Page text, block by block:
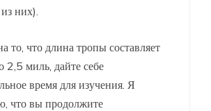
них).
то, что длина тропы составляет
2,5 миль, дайте себе
время для изучения. Я
что вы продолжите